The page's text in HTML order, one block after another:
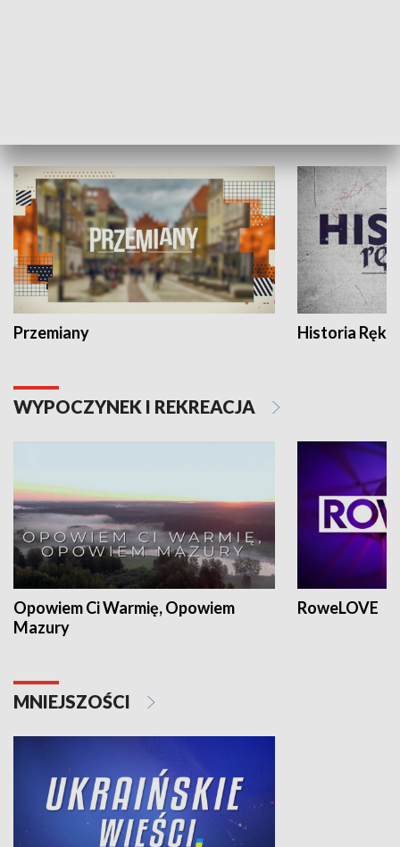
Przemiany Historia Ręką
WYPOCZYNEK I REKREACJA
Opowiem Ci Warmię, Opowiem
Mazury
RoweLOVE
MNIEJSZOŚCI